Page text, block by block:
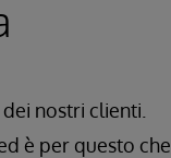
nostri clienti.
è per questo che